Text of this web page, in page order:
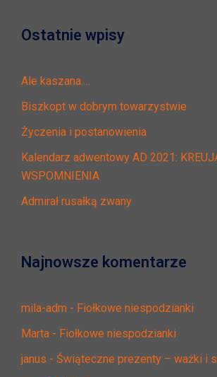
Ostatnie wpisy
Ale kaszana….
Biszkopt w dobrym towarzystwie
Życzenia i postanowienia
Kalendarz adwentowy AD 2021:
WSPOMNIENIA
Admirał rusałką zwany
Najnowsze komentarze
mila-adm - Fiołkowe niespodzianki
Marta - Fiołkowe niespodzianki
janus - Świąteczne prezenty – ważki i